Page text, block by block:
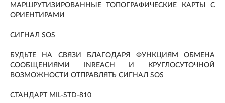
МАРШРУТИЗИРОВАННЫЕ ТОПОГРАФИЧЕСКИЕ КАРТЫ С
ОРИЕНТИРАМИ
СИГНАЛ SOS
БУДЬТЕ НА СВЯЗИ БЛАГОДАРЯ ФУНКЦИЯМ ОБМЕНА
СООБЩЕНИЯМИ INREACH И КРУГЛОСУТОЧНОЙ
ВОЗМОЖНОСТИ ОТПРАВЛЯТЬ СИГНАЛ SOS
СТАНДАРТ MIL-STD-810